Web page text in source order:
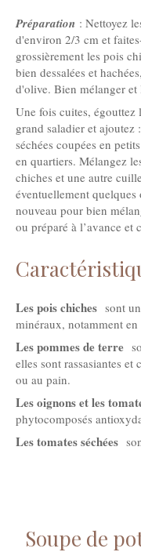
Préparation : Nettoyez
d'environ 2/3 cm et
grossièrement les pois
bien dessalées et
d'olive. Bien mélanger et
Une fois cuites, égouttez
grand saladier et ajoutez
séchées coupées en
en quartiers. Mélangez
chiches et une autre
éventuellement
nouveau pour bien
ou préparé à l’avance et
Les pois chiches sont
minéraux, notamment
Les pommes de terre
elles sont rassasiantes
ou au pain.
Les oignons et les
phytocomposés
Les tomates séchées
Soupe de